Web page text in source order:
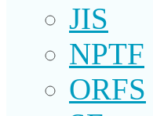
JIS
NPTF
ORFS